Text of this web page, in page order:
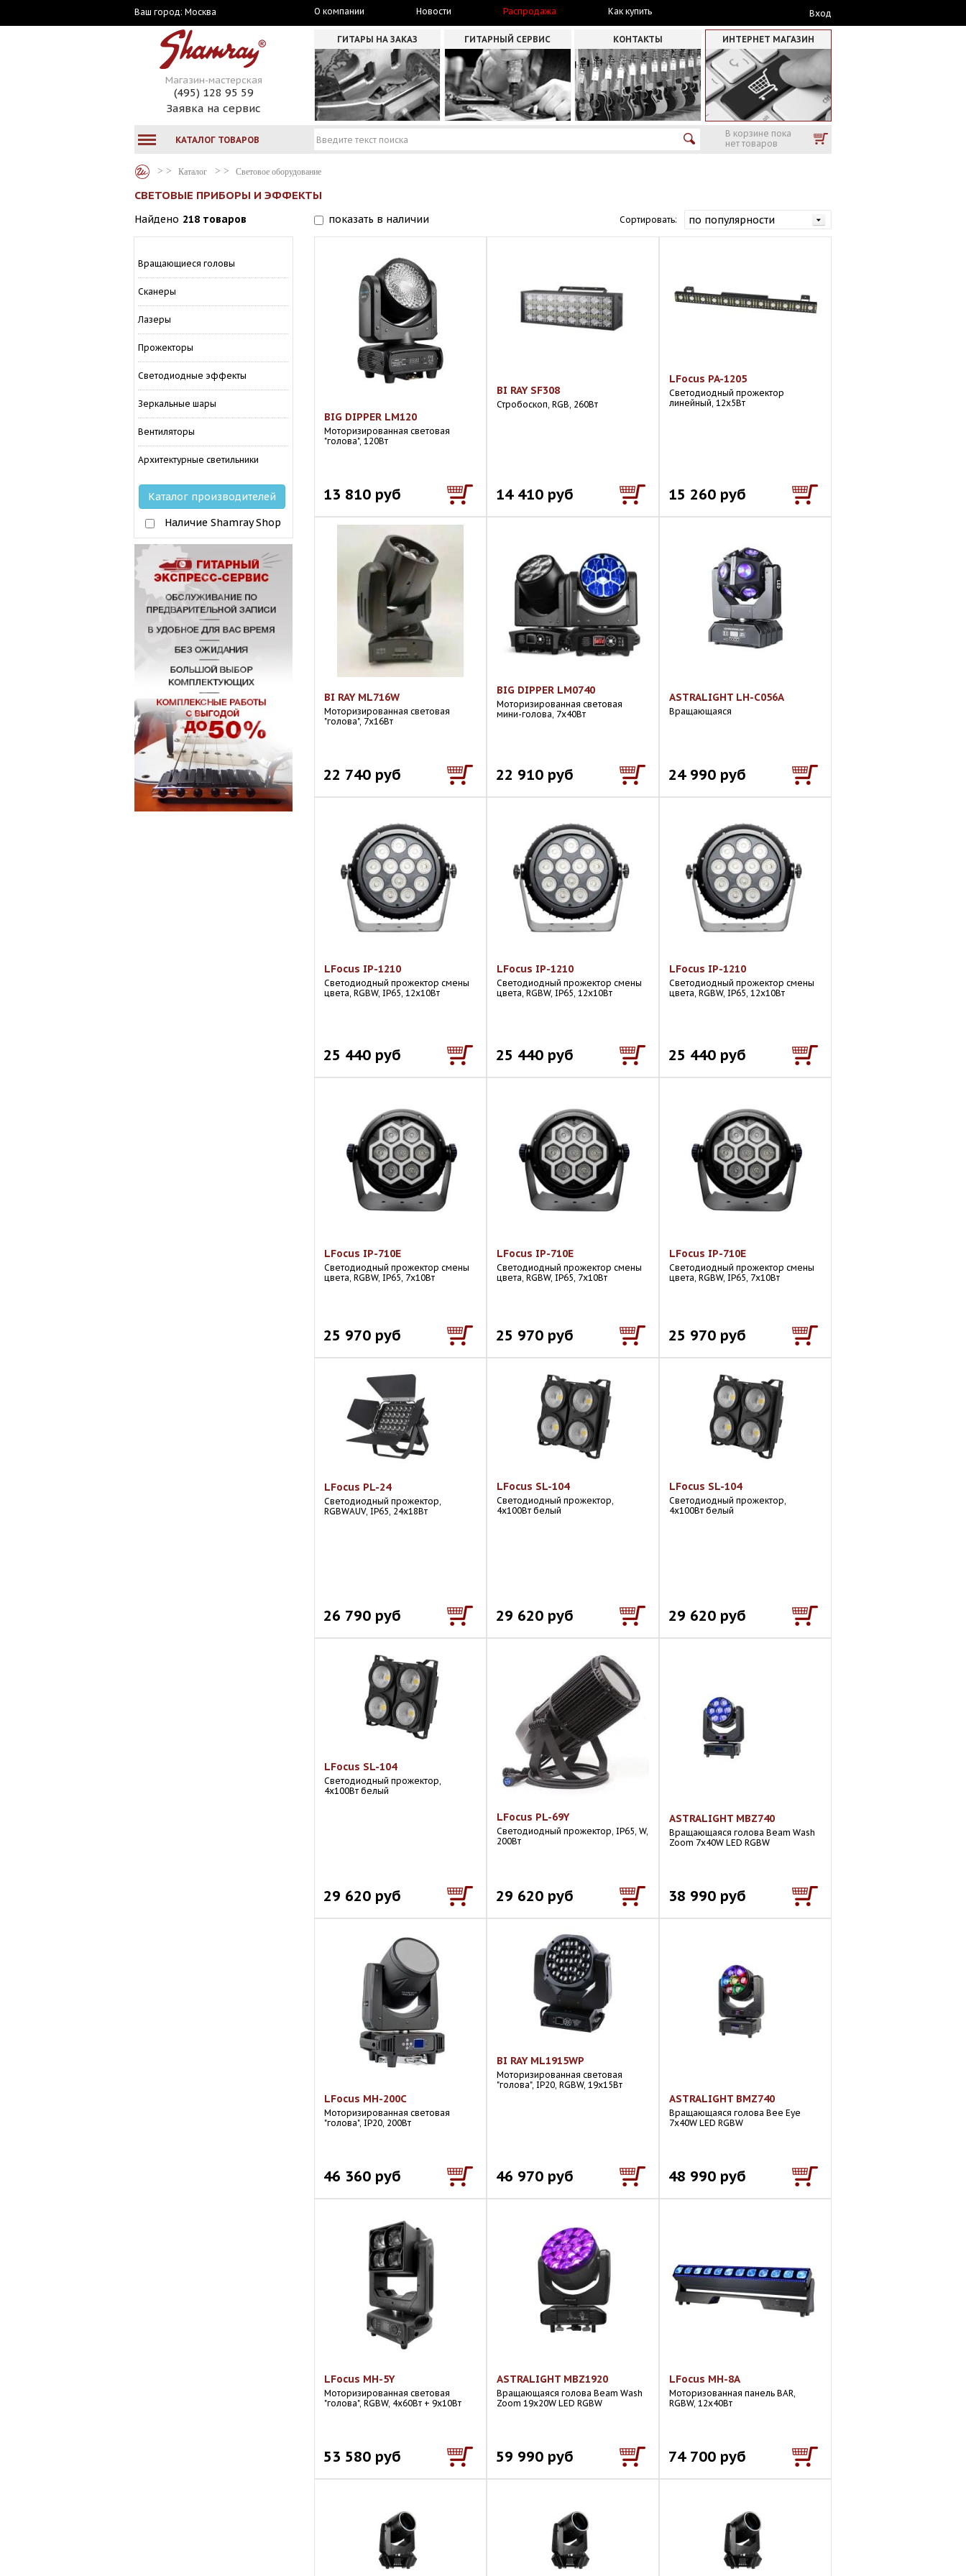
Ваш город: Москва О компании Новости Распродажа Как купить Вход
Магазин-мастерская
(495) 128 95 59
Заявка на сервис
ГИТАРЫ НА ЗАКАЗ ГИТАРНЫЙ СЕРВИС КОНТАКТЫ ИНТЕРНЕТ МАГАЗИН
КАТАЛОГ ТОВАРОВ
В корзине пока
нет товаров
Каталог Световое оборудование
СВЕТОВЫЕ ПРИБОРЫ И ЭФФЕКТЫ
Найдено 218 товаров показать в наличии Сортировать:
Вращающиеся головы
Сканеры
Лазеры
Прожекторы
Светодиодные эффекты
Зеркальные шары
Вентиляторы
Архитектурные светильники
Каталог производителей
Наличие Shamray Shop
BIG DIPPER LM120
Моторизированная световая
"голова", 120Вт
13 810 руб
BI RAY SF308
Стробоскоп, RGB, 260Вт
14 410 руб
LFocus PA-1205
Светодиодный прожектор
линейный, 12х5Вт
15 260 руб
BI RAY ML716W
Моторизированная световая
"голова", 7х16Вт
22 740 руб
BIG DIPPER LM0740
Моторизированная световая
мини-голова, 7х40Вт
22 910 руб
ASTRALIGHT LH-C056A
Вращающаяся
24 990 руб
LFocus IP-1210
Светодиодный прожектор смены
цвета, RGBW, IP65, 12х10Вт
25 440 руб
LFocus IP-1210
Светодиодный прожектор смены
цвета, RGBW, IP65, 12х10Вт
25 440 руб
LFocus IP-1210
Светодиодный прожектор смены
цвета, RGBW, IP65, 12х10Вт
25 440 руб
LFocus IP-710E
Светодиодный прожектор смены
цвета, RGBW, IP65, 7х10Вт
25 970 руб
LFocus IP-710E
Светодиодный прожектор смены
цвета, RGBW, IP65, 7х10Вт
25 970 руб
LFocus IP-710E
Светодиодный прожектор смены
цвета, RGBW, IP65, 7х10Вт
25 970 руб
LFocus PL-24
Светодиодный прожектор,
RGBWAUV, IP65, 24х18Вт
26 790 руб
LFocus SL-104
Светодиодный прожектор,
4х100Вт белый
29 620 руб
LFocus SL-104
Светодиодный прожектор,
4х100Вт белый
29 620 руб
LFocus SL-104
Светодиодный прожектор,
4х100Вт белый
29 620 руб
LFocus PL-69Y
Светодиодный прожектор, IP65, W,
200Вт
29 620 руб
ASTRALIGHT MBZ740
Вращающаяся голова Beam Wash
Zoom 7x40W LED RGBW
38 990 руб
LFocus MH-200C
Моторизированная световая
"голова", IP20, 200Вт
46 360 руб
BI RAY ML1915WP
Моторизированная световая
"голова", IP20, RGBW, 19x15Вт
46 970 руб
ASTRALIGHT BMZ740
Вращающаяся голова Bee Eye
7x40W LED RGBW
48 990 руб
LFocus MH-5Y
Моторизированная световая
"голова", RGBW, 4х60Вт + 9х10Вт
53 580 руб
ASTRALIGHT MBZ1920
Вращающаяся голова Beam Wash
Zoom 19x20W LED RGBW
59 990 руб
LFocus MH-8A
Моторизованная панель BAR,
RGBW, 12х40Вт
74 700 руб